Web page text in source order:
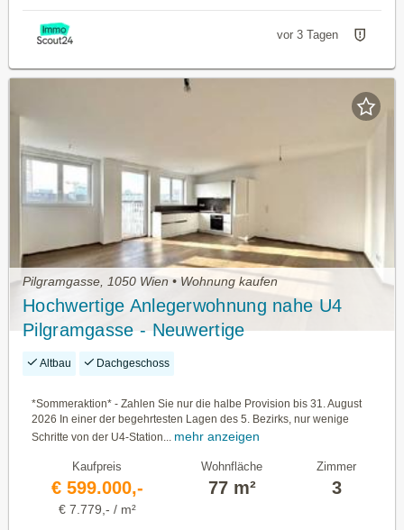
vor 3 Tagen
Pilgramgasse, 1050 Wien • Wohnung kaufen
Hochwertige Anlegerwohnung nahe U4
Pilgramgasse - Neuwertige
Dachgeschosswohnung
Altbau Dachgeschoss
*Sommeraktion* - Zahlen Sie nur die halbe Provision bis 31. August
2026 In einer der begehrtesten Lagen des 5. Bezirks, nur wenige
Schritte von der U4-Station...
mehr anzeigen
Kaufpreis
€ 599.000,-
€ 7.779,- / m²
Wohnfläche
77 m²
Zimmer
3